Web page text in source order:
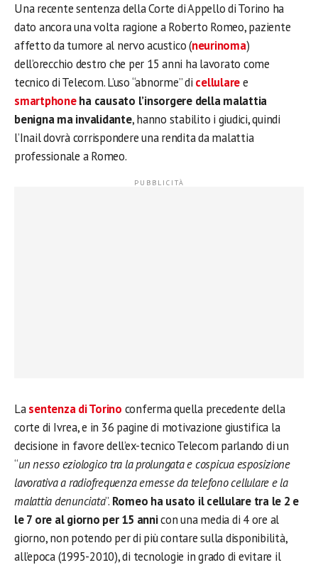
Una recente sentenza della Corte di Appello di Torino ha
dato ancora una volta ragione a Roberto Romeo, paziente
affetto da tumore al nervo acustico (neurinoma)
dell’orecchio destro che per 15 anni ha lavorato come
tecnico di Telecom. L’uso “abnorme” di cellularee
smartphone ha causato l’insorgere della malattia
benigna ma invalidante, hanno stabilito i giudici, quindi
l’Inail dovrà corrispondere una rendita da malattia
professionale a Romeo.
Lasentenza di Torino conferma quella precedente della
corte di Ivrea, e in 36 pagine di motivazione giustifica la
decisione in favore dell’ex-tecnico Telecom parlando di un
“un nesso eziologico tra la prolungata e cospicua esposizione
lavorativa a radiofrequenza emesse da telefono cellulare e la
malattia denunciata”. Romeo ha usato il cellulare tra le 2 e
le 7 ore al giorno per 15 annicon una media di 4 ore al
giorno, non potendo per di più contare sulla disponibilità,
all’epoca (1995-2010), di tecnologie in grado di evitare il